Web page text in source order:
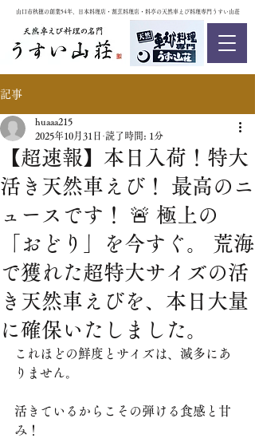
山口市秋穂の創業54年、日本料理店・割烹料理店・料亭の天然車えび料理専門うすい山荘
記事
【超速報】本日入荷！特大
活き天然車えび！ 最高のニ
ュースです！ 🚨 極上の
「おどり」を今すぐ。 荒海
で獲れた超特大サイズの活
き天然車えびを、本日大量
に確保いたしました。
huaaa215
2025年10月31日 読了時間: 1分
これほどの鮮度とサイズは、滅多にあ
りません。
活きているからこその弾ける食感と甘
み！